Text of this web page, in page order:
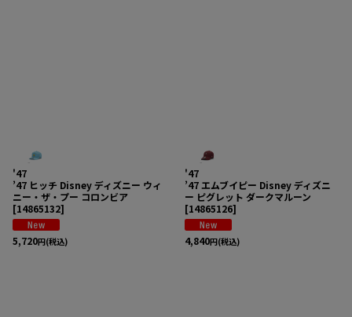
'47
’47 ヒッチ Disney ディズニー ウィ
ニー・ザ・プー コロンビア
[14865132]
5,720円(税込)
'47
’47 エムブイピー Disney ディズニ
ー ピグレット ダークマルーン
[14865126]
4,840円(税込)